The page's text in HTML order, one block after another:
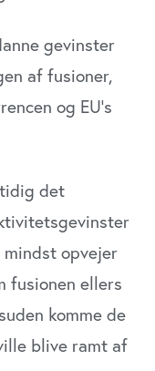
gevinster
af fusioner,
og EU’s
det
opvejer
fusionen ellers
komme de
blive ramt af